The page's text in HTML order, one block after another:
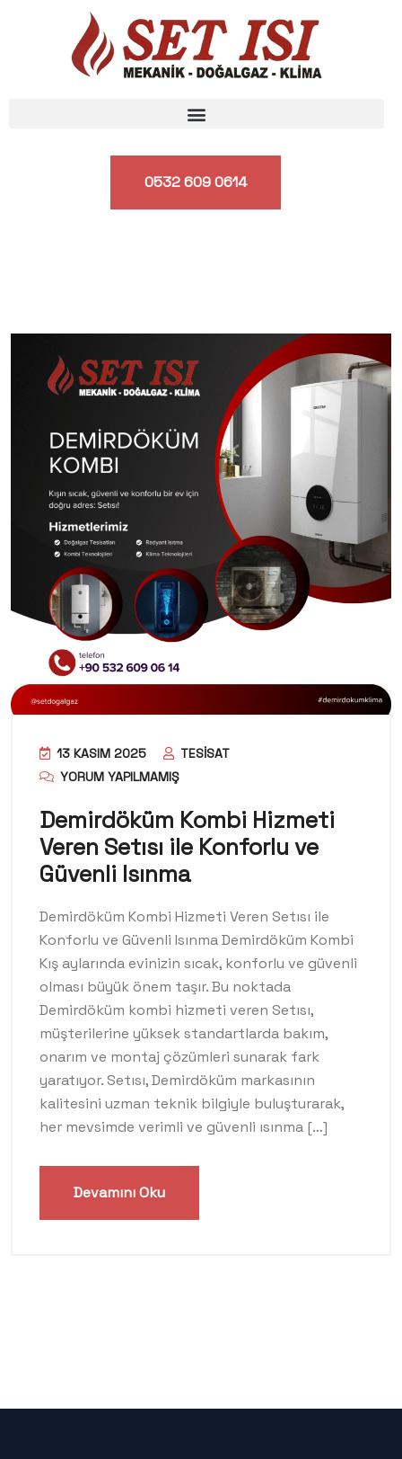
0532 609 0614
13 KASIM 2025
TESISAT
YORUM YAPILMAMIŞ
Demirdöküm Kombi Hizmeti
Veren Setısı ile Konforlu ve
Güvenli Isınma
Demirdöküm Kombi Hizmeti Veren Setısı ile
Konforlu ve Güvenli Isınma Demirdöküm Kombi
Kış aylarında evinizin sıcak, konforlu ve güvenli
olması büyük önem taşır. Bu noktada
Demirdöküm kombi hizmeti veren Setısı,
müşterilerine yüksek standartlarda bakım,
onarım ve montaj çözümleri sunarak fark
yaratıyor. Setısı, Demirdöküm markasının
kalitesini uzman teknik bilgiyle buluşturarak,
her mevsimde verimli ve güvenli ısınma […]
Devamını Oku